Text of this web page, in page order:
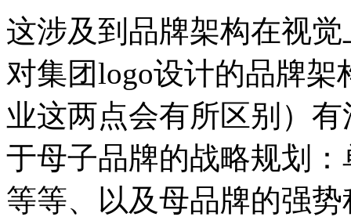
这涉及到品牌架构在视
对集团logo设计的品牌
业这两点会有所区别）
于母子品牌的战略规划
等等、以及母品牌的强